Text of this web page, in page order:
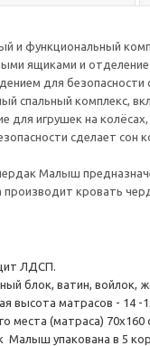
и функциональный
ящиками и отделение
для
спальный комплекс,
для игрушек на
сделает
Малыш
кровать
ЛДСП.
блок, ватин, войлок,
высота матрасов - 14 -
места (матраса) 70х160
упакована в 5